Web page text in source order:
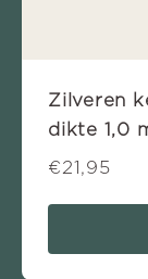
Zilveren
dikte 1,0
€21,95